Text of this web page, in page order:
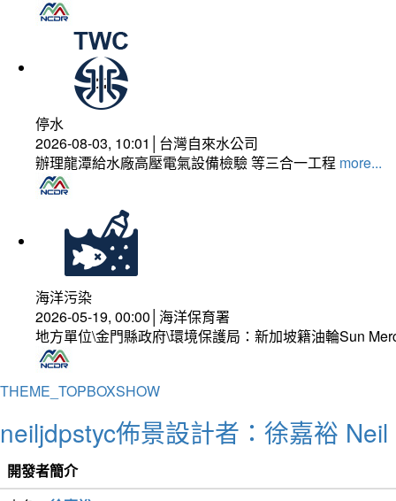
停水
2026-08-03, 10:01│台灣自來水公司
辦理龍潭給水廠高壓電氣設備檢驗 等三合一工程 more...
海洋污染
2026-05-19, 00:00│海洋保育署
地方單位\金門縣政府\環境保護局：新加坡籍油輪Sun
THEME_TOPBOXSHOW
neiljdpstyc佈景設計者：徐嘉裕
開發者簡介